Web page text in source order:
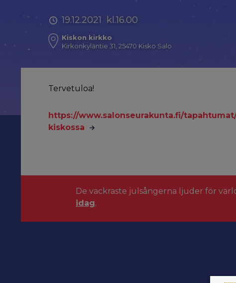
19.12.2021 kl.16.00
Kiskon kirkko
Kirkonkyläntie 31, 25470 Kisko Salo
Tervetuloa!
https://www.salonseurakunta.fi/
kiskossa
De vackraste julsångerna ljuder för
idag.